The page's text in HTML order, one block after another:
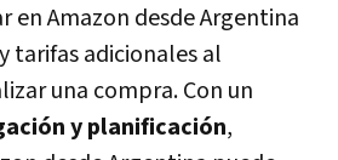
en Amazon desde Argentina
tarifas adicionales al
una compra. Con un
y planificación,